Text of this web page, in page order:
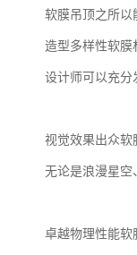
软膜吊顶之所以
造型多样性软膜
设计师可以充分
视觉效果出众软
无论是浪漫星空
卓越物理性能软